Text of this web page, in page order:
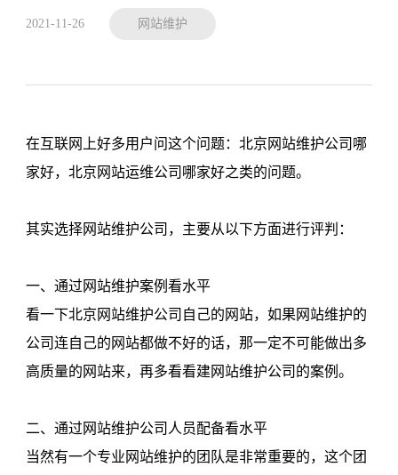
2021-11-26 网站维护
在互联网上好多用户问这个问题：北京网站维护公司哪
家好，北京网站运维公司哪家好之类的问题。
其实选择网站维护公司，主要从以下方面进行评判：
一、通过网站维护案例看水平
看一下北京网站维护公司自己的网站，如果网站维护的
公司连自己的网站都做不好的话，那一定不可能做出多
高质量的网站来，再多看看建网站维护公司的案例。
二、通过网站维护公司人员配备看水平
当然有一个专业网站维护的团队是非常重要的，这个团